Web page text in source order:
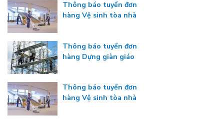
Thông báo tuyển đơn
hàng Vệ sinh tòa nhà
Thông báo tuyển đơn
hàng Dựng giàn giáo
Thông báo tuyển đơn
hàng Vệ sinh tòa nhà